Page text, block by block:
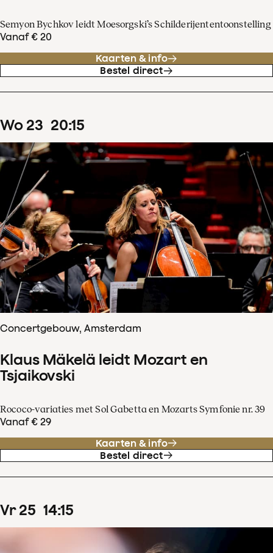
Semyon Bychkov leidt Moesorgski’s Schilderijententoonstelling
Vanaf € 20
Kaarten & info
Bestel direct
wo 23 20:15
Concertgebouw, Amsterdam
Klaus Mäkelä leidt Mozart en
Tsjaikovski
Rococo-variaties met Sol Gabetta en Mozarts Symfonie nr. 39
Vanaf € 29
Kaarten & info
Bestel direct
vr 25 14:15